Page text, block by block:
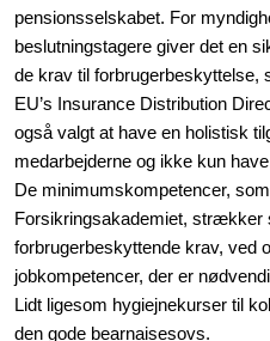
pensionsselskabet. For
beslutningstagere giver det en
de krav til forbrugerbeskyttelse,
EU’s Insurance Distribution
også valgt at have en holistisk
medarbejderne og ikke kun
De minimumskompetencer,
Forsikringsakademiet, strækker
forbrugerbeskyttende krav, ved
jobkompetencer, der er
Lidt ligesom hygiejnekurser til
den gode bearnaisesovs.